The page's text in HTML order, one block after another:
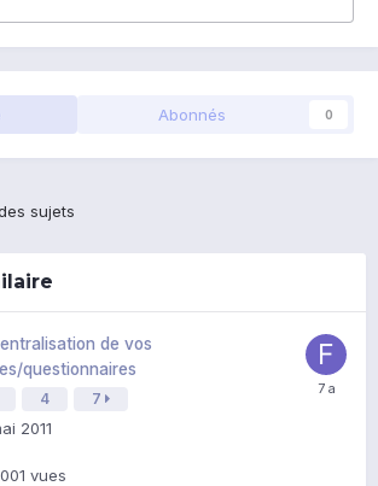
Abonnés 0
sujets
de vos
questionnaires
4 7
2011
vues